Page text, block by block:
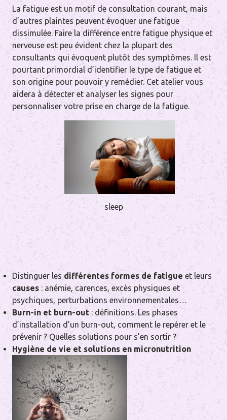
La fatigue est un motif de consultation courant, mais
d’autres plaintes peuvent évoquer une fatigue
dissimulée. Faire la différence entre fatigue physique et
nerveuse est peu évident chez la plupart des
consultants qui évoquent plutôt des symptômes. Il est
pourtant primordial d’identifier le type de fatigue et
son origine pour pouvoir y remédier. Cet atelier vous
aidera à détecter et analyser les signes pour
personnaliser votre prise en charge de la fatigue.
sleep
Distinguer les différentes formes de fatigue et leurs
causes : anémie, carences, excès physiques et
psychiques, perturbations environnementales…
Burn-in et burn-out : définitions. Les phases
d’installation d’un burn-out, comment le repérer et le
prévenir ? Quelles solutions pour s’en sortir ?
Hygiène de vie et solutions en micronutrition